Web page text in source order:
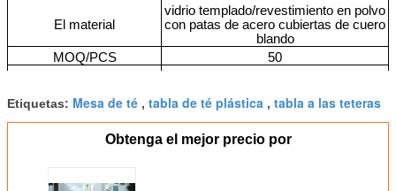
El material
vidrio templado/revestimiento en polvo
con patas de acero cubiertas de cuero
blando
MOQ/PCS
50
Peso bruto/CTN (KGS)
MCA/CTN (M3)
Precio FOB (USD)
61 dólares estadounidenses.00
Etiquetas: Mesa de té , tabla de té plástica , tabla a las teteras
Obtenga el mejor precio por